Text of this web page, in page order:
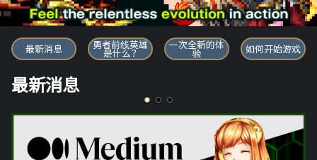
勇者前线英雄
最新消息 勇者前线英雄
是什么？
一次全新的体
验 如何开始游戏
最新消息